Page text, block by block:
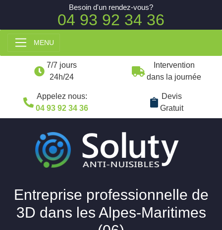
MENU
7/7 jours
24h/24
Intervention
dans la journée
Appelez nous:
04 93 92 34 36
Devis
Gratuit
Entreprise professionnelle de
3D dans les Alpes-Maritimes
Besoin d'un rendez-vous?
04 93 92 34 36